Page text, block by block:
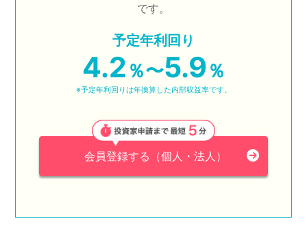
です。
予定年利回り
4.2 ％〜5.9 ％
※予定年利回りは年換算した内部収益率です。
会員登録する（個人・法人）